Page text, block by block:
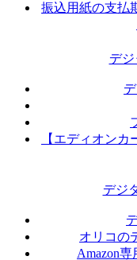
振込用紙の支払
デ
【エディオン
デジ
オリコの
Amazon